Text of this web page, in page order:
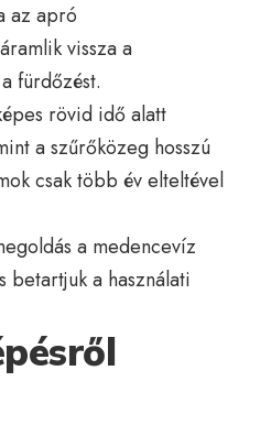
az apró
vissza a
fürdőzést.
rövid idő alatt
a szűrőközeg hosszú
csak több év elteltével
a medencevíz
betartjuk a használati